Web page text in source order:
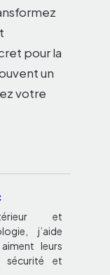
pour la
un
votre
et
j’aide
leurs
sécurité et